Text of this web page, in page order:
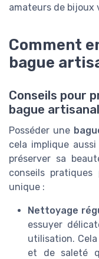
amateurs de bijoux
Comment
bague
Conseils pour
bague
Posséder une
cela implique
préserver sa
conseils
unique :
Nettoyage
essuyer
utilisation.
et de saleté